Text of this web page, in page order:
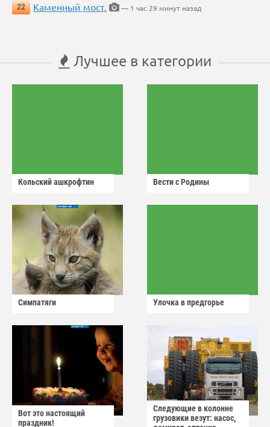
22
Каменный мост. — 1 час 29 минут назад
Лучшее в категории
Кольский ашкрофтин Вести с Родины
Симпатяги Улочка в предгорье
Вот это настоящий
праздник!
Следующие в колонне
грузовики везут: насос,